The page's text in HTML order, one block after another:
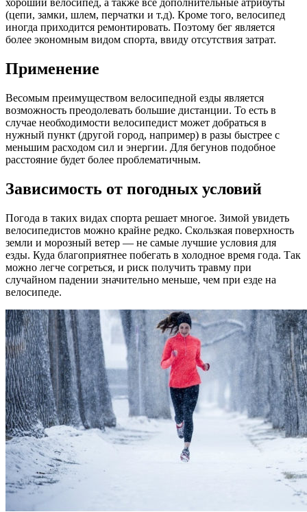
хороший велосипед, а также все дополнительные атрибуты
(цепи, замки, шлем, перчатки и т.д). Кроме того, велосипед
иногда приходится ремонтировать. Поэтому бег является
более экономным видом спорта, ввиду отсутствия затрат.
Применение
Весомым преимуществом велосипедной езды является
возможность преодолевать большие дистанции. То есть в
случае необходимости велосипедист может добраться в
нужный пункт (другой город, например) в разы быстрее с
меньшим расходом сил и энергии. Для бегунов подобное
расстояние будет более проблематичным.
Зависимость от погодных условий
Погода в таких видах спорта решает многое. Зимой увидеть
велосипедистов можно крайне редко. Скользкая поверхность
земли и морозный ветер — не самые лучшие условия для
езды. Куда благоприятнее побегать в холодное время года. Так
можно легче согреться, и риск получить травму при
случайном падении значительно меньше, чем при езде на
велосипеде.